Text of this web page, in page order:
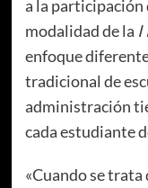
a la participación
modalidad de la I
enfoque
tradicional de
administración
cada estudiante
«Cuando se